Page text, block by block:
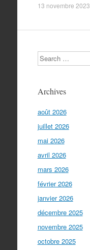
13 novembre 2023
Search
Archives
août 2026
juillet 2026
mai 2026
avril 2026
mars 2026
février 2026
janvier 2026
décembre 2025
novembre 2025
octobre 2025